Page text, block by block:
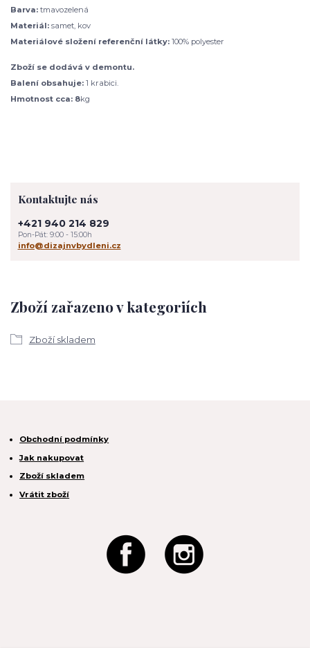
Barva: tmavozelená
Materiál: samet, kov
Materiálové složení referenční látky: 100% polyester
Zboží se dodává v demontu.
Balení obsahuje: 1 krabici.
Hmotnost cca: 8kg
Zboží zařazeno v kategoriích
Zboží skladem
Kontaktujte nás
+421 940 214 829
Pon-Pát: 9:00 - 15:00h
info@dizajnvbydleni.cz
Obchodní podmínky
Jak nakupovat
Zboží skladem
Vrátit zboží